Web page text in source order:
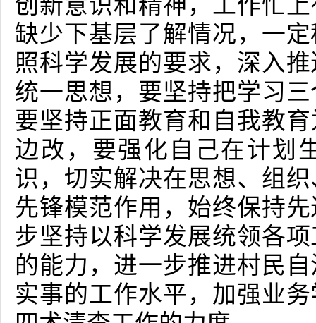
缺少下基层了解情况，一
照科学发展的要求，深入
统一思想，要坚持把学习
要坚持正面教育和自我教
边改，要强化自己在计划
识，切实解决在思想、组
先锋模范作用，始终保持
步坚持以科学发展统领各
的能力，进一步推进村民
实事的工作水平，加强业